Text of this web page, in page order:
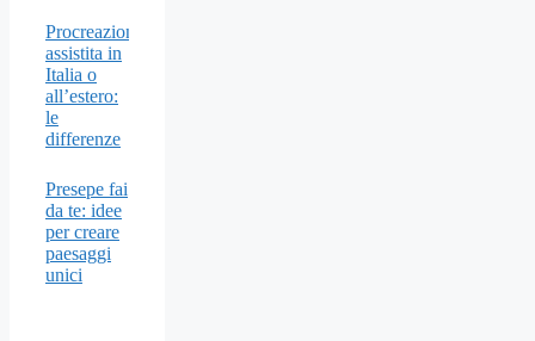
Procreazione
assistita in
Italia o
all’estero:
le
differenze
Presepe fai
da te: idee
per creare
paesaggi
unici